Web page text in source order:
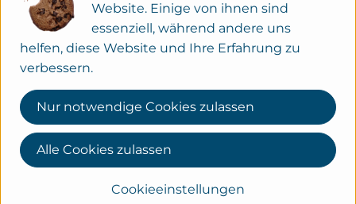
Herkunft
Hersteller: bioladen
diverse
bioladen
Website. Einige von ihnen sind
essenziell, während andere uns
helfen, diese Website und Ihre Erfahrung zu
verbessern.
Cookieeinstellungen
Nur notwendige Cookies zulassen
Alle Cookies zulassen